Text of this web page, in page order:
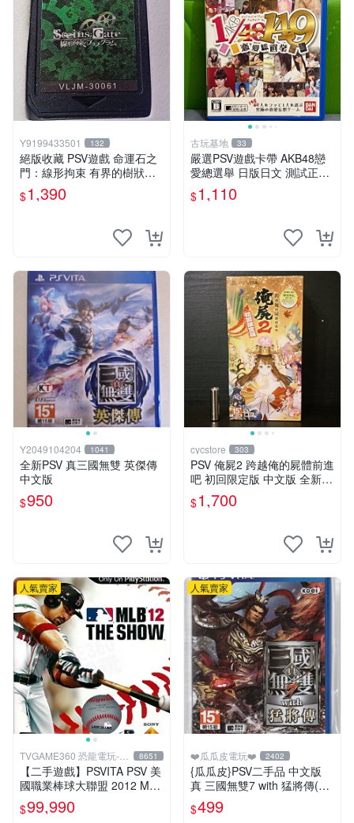
Y9199433501 132
絕版收藏 PSV遊戲 命運石之
門：線形拘束 有界的樹狀圖
日版 VLJM-30061
$1,390
古玩基地 33
嚴選PSV遊戲卡帶 AKB48戀
愛總選舉 日版日文 測試正常
游戲卡帶 磨痕 壓痕 成色圖
$1,110
Y2049104204 1041
全新PSV 真三國無雙 英傑傳
中文版
$950
cycstore 303
PSV 俺屍2 跨越俺的屍體前進
吧 初回限定版 中文版 全新未
拆封 X200
$1,700
人氣賣家
TVGAME360 恐龍電玩-台
中店
8651
【二手遊戲】PSVITA PSV 美
國職業棒球大聯盟 2012 MLB
THE SHOW 12 英文版 【台
中恐龍電玩】
$99,990
人氣賣家
❤️瓜瓜皮電玩❤️ 2402
{瓜瓜皮}PSV二手品 中文版
真 三國無雙7 with 猛將傳(遊
戲都能回收)
$499